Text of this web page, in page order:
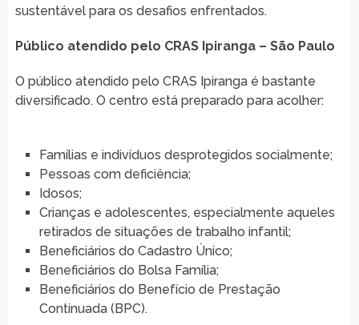
sustentável para os desafios enfrentados.
Público atendido pelo CRAS Ipiranga – São Paulo
O público atendido pelo CRAS Ipiranga é bastante
diversificado. O centro está preparado para acolher:
Famílias e indivíduos desprotegidos socialmente;
Pessoas com deficiência;
Idosos;
Crianças e adolescentes, especialmente aqueles
retirados de situações de trabalho infantil;
Beneficiários do Cadastro Único;
Beneficiários do Bolsa Família;
Beneficiários do Benefício de Prestação
Continuada (BPC).